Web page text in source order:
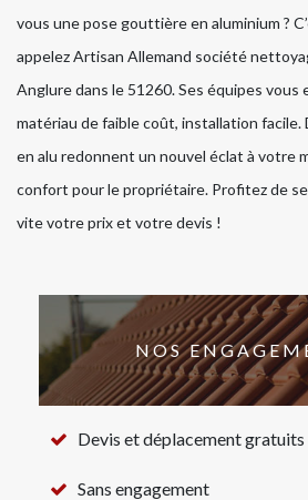
vous une pose gouttière en aluminium ?
appelez Artisan Allemand société
Anglure dans le 51260. Ses équipes vous
matériau de faible coût, installation
en alu redonnent un nouvel éclat à votre
confort pour le propriétaire. Profitez de
vite votre prix et votre devis !
NOS
Devis et déplacement gratuits
Sans engagement